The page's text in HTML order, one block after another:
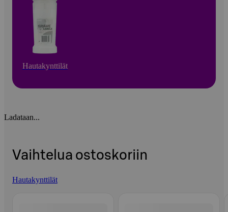
Hautakynttilät
Ladataan...
Vaihtelua ostoskoriin
Hautakynttilät